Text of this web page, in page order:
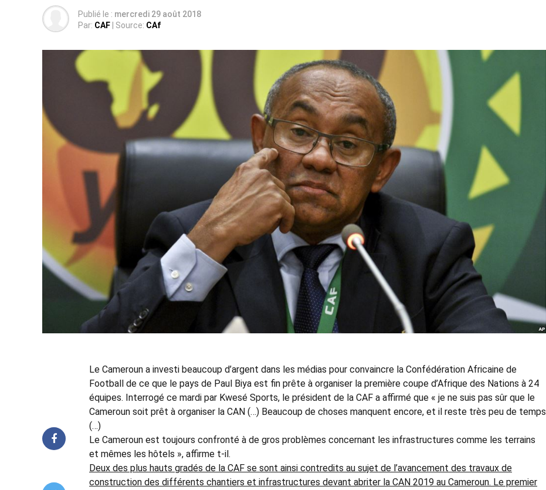
Publié le : mercredi 29 août 2018
Par: CAF | Source: CAf
Le Cameroun a investi beaucoup d’argent dans les médias pour convaincre la Confédération Africaine de
Football de ce que le pays de Paul Biya est fin prête à organiser la première coupe d’Afrique des Nations à 24
équipes. Interrogé ce mardi par Kwesé Sports, le président de la CAF a affirmé que « je ne suis pas sûr que le
Cameroun soit prêt à organiser la CAN (…) Beaucoup de choses manquent encore, et il reste très peu de temps
(…)
Le Cameroun est toujours confronté à de gros problèmes concernant les infrastructures comme les terrains
et mêmes les hôtels », affirme t-il.
Deux des plus hauts gradés de la CAF se sont ainsi contredits au sujet de l’avancement des travaux de
construction des différents chantiers et infrastructures devant abriter la CAN 2019 au Cameroun. Le premier